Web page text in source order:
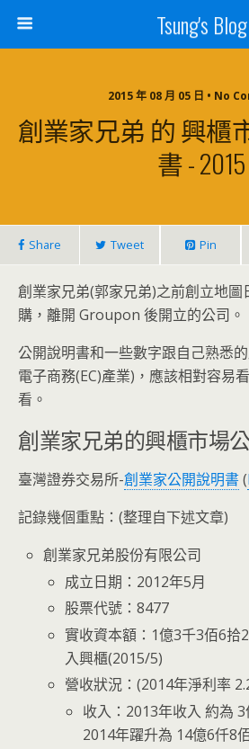
Tsung's Blog
2015 年 08 月 05 日 • No
創業家兄弟 的 興櫃
書 - 2015
Share Tweet Pin
創業家兄弟(郭家兄弟)之前創立地
購，離開 Groupon 後開立的公司。
公開說明書和一些數字跟自己熟悉
電子商務(EC)產業)，應該相對容易
看。
創業家兄弟的興櫃市場
臺灣證券交易所-創業家公開說明書(
記錄幾個重點：(整理自下述文章)
創業家兄弟股份有限公司
成立日期：2012年5月
股票代號：8477
實收資本額：1億3千3佰6拾
入興櫃(2015/5)
營收狀況：(2014年淨利率
收入：2013年收入 約為 3
2014年躍升為 14億6仟8